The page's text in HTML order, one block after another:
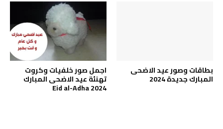
بطاقات وصور عيد الاضحى
المبارك جديدة 2024
اجمل صور خلفيات وكروت
تهنئة عيد الاضحى المبارك
2024 Eid al-Adha